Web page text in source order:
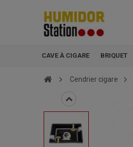
CAVE À CIGARE BRIQUET
Cendrier cigare